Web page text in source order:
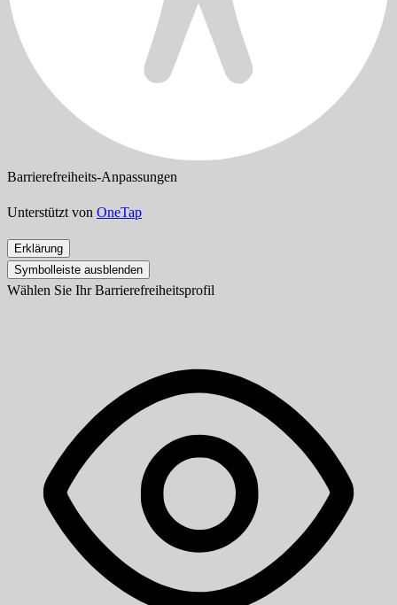
Barrierefreiheits-Anpassungen
Unterstützt von OneTap
Erklärung
Symbolleiste ausblenden
Wählen Sie Ihr Barrierefreiheitsprofil